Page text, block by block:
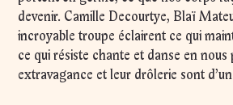
devenir. Camille Decourtye, Blaï
incroyable troupe éclairent ce qui
ce qui résiste chante et danse en
extravagance et leur drôlerie sont